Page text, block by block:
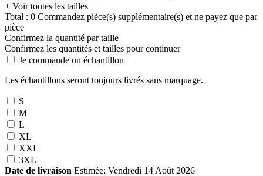
+ Voir toutes les tailles
Total : 0 Commandez pièce(s) supplémentaire(s) et ne payez que par
pièce
Confirmez la quantité par taille
Confirmez les quantités et tailles pour continuer
Je commande un échantillon
Les échantillons seront toujours livrés sans marquage.
S
M
L
XL
XXL
3XL
Date de livraison Estimée; Vendredi 14 Août 2026